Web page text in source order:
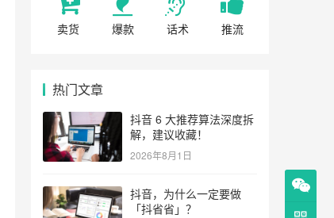
卖货 爆款 话术 推流
热门文章
抖音 6 大推荐算法深度拆
解，建议收藏！
2026年8月1日
抖音，为什么一定要做
「抖省省」？